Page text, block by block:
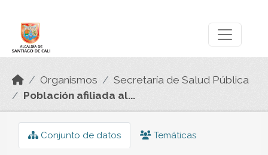
Organismos
Secretaría de Salud Pública
Población afiliada al...
Conjunto de datos Temáticas